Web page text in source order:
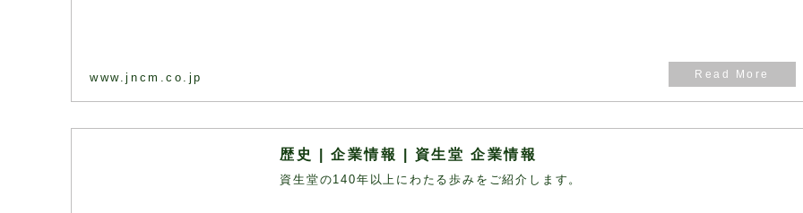
www.jncm.co.jp
歴史 | 企業情報 | 資生堂 企業情報
資生堂の140年以上にわたる歩みをご紹介します。